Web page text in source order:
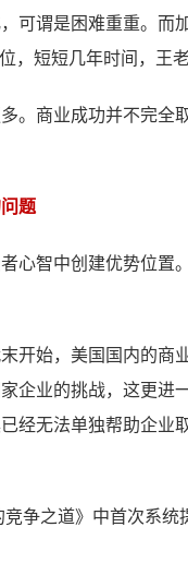
可谓是困难重重。而
短短几年时间，王老
。商业成功并不完全
题
心智中创建优势位置
开始，美国国内的商
企业的挑战，这更进
经无法单独帮助企业
之道》中首次系统